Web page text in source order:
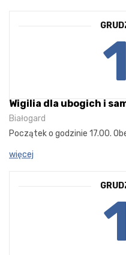
Wigilia dla ubogich i
Białogard
Początek o godzinie 17.00.
więcej